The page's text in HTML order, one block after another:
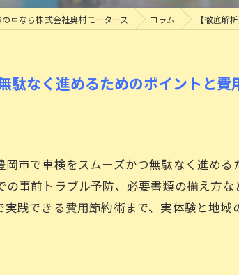
ロードサービスについて
車なら株式会社奥村モータース コラム 【徹底解
駄なく進めるためのポイントと費
市で車検をスムーズかつ無駄なく進める
事前トラブル予防、必要書類の揃え方
践できる費用節約術まで、実体験と地